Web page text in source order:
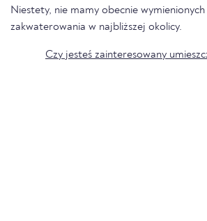
Niestety, nie mamy obecnie
zakwaterowania w najbliższej okolicy.
Czy jesteś zainteresowany